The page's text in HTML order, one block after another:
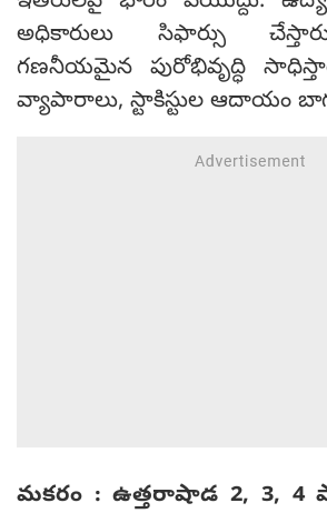
అధికారులు సిఫార్సు
గణనీయమైన పురోభివృద్ధి
వ్యాపారాలు, స్టాకిస్టుల ఆదాయం
మకరం : ఉత్తరాషాడ 2, 3, 4